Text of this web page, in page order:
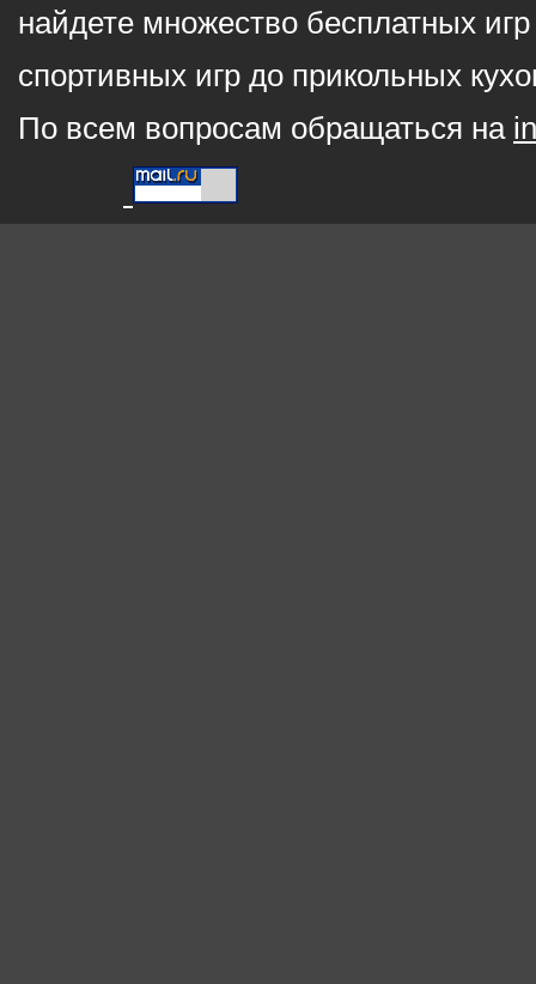
найдете множество бесплатных
спортивных игр до прикольных
По всем вопросам обращаться на